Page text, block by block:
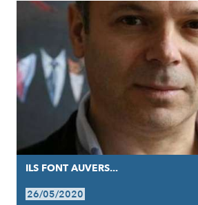
ILS FONT AUVERS...
26/05/2020